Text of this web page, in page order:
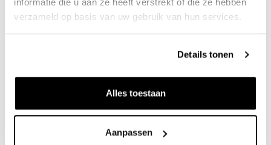
verzameld op basis van uw gebruik van hun services.
Details tonen
Alles toestaan
Aanpassen
Arline Willemsen • Christel van Hal • Elisa Scholten • Esther
Kas Lange • Marieke Sanders • Mirjam van Gaal • Peter Pols
• Richard Giesen • Rogier Berendsen • Ruby Schoof • Stijn
Tettero • Sven de Graaf • Ton van der Burg